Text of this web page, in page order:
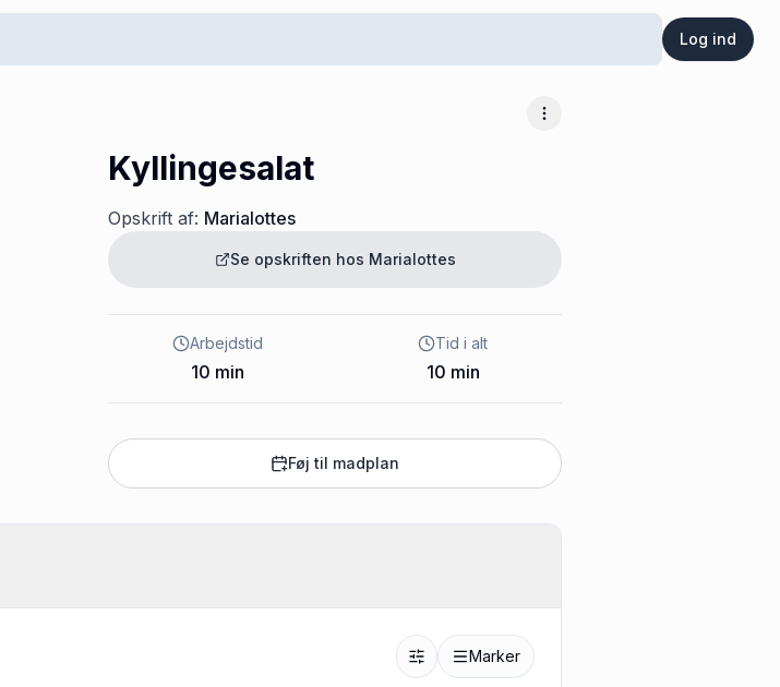
Log ind
Flere muligheder
Kyllingesalat
Opskrift af: Marialottes
Se opskriften hos Marialottes
Arbejdstid
10 min
Tid i alt
10 min
Føj til madplan
Marker